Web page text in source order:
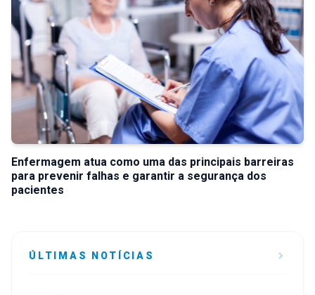
Enfermagem atua como uma das principais barreiras
para prevenir falhas e garantir a segurança dos
pacientes
ÚLTIMAS NOTÍCIAS